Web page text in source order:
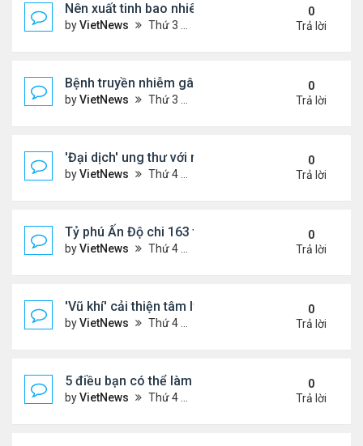
Nên xuất tinh bao nhiêu lần một tuần?
byVietNews Thứ 3 Tháng 10 25, 2022 4:24 pm
0
Trả lời
Bệnh truyền nhiễm gây chết người nhiều nhất thế
byVietNews Thứ 3 Tháng 10 25, 2022 4:19 pm
0
Trả lời
'Đại dịch' ung thư với người dưới 50 tuổi
byVietNews Thứ 4 Tháng 10 19, 2022 4:51 pm
0
Trả lời
Tỷ phú Ấn Độ chi 163 triệu USD mua biệt thự đắt
byVietNews Thứ 4 Tháng 10 19, 2022 4:44 pm
0
Trả lời
'Vũ khí' cải thiện tâm lý phụ nữ tuổi mãn kinh
byVietNews Thứ 4 Tháng 10 19, 2022 4:42 pm
0
Trả lời
5 điều bạn có thể làm để thăng tiến sự nghiệp
byVietNews Thứ 4 Tháng 10 19, 2022 4:40 pm
0
Trả lời